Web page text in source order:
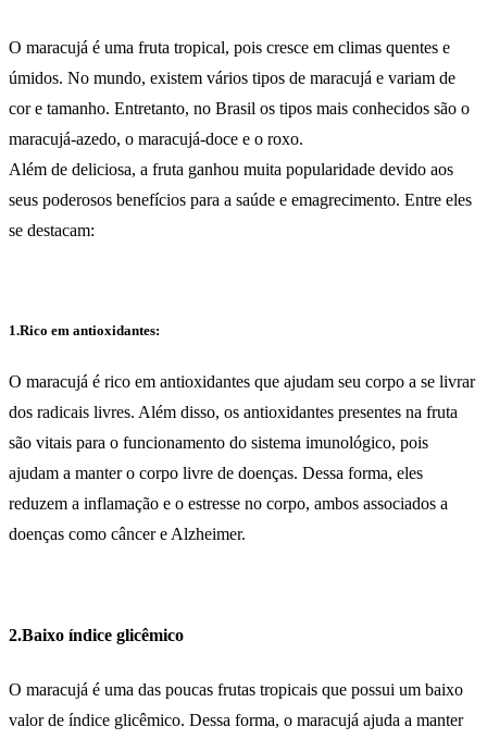
O maracujá é uma fruta tropical, pois cresce em climas quentes e
úmidos. No mundo, existem vários tipos de maracujá e variam de
cor e tamanho. Entretanto, no Brasil os tipos mais conhecidos são o
maracujá-azedo, o maracujá-doce e o roxo.
Além de deliciosa, a fruta ganhou muita popularidade devido aos
seus poderosos benefícios para a saúde e emagrecimento. Entre eles
se destacam:
1.Rico em antioxidantes:
O maracujá é rico em antioxidantes que ajudam seu corpo a se livrar
dos radicais livres. Além disso, os antioxidantes presentes na fruta
são vitais para o funcionamento do sistema imunológico, pois
ajudam a manter o corpo livre de doenças. Dessa forma, eles
reduzem a inflamação e o estresse no corpo, ambos associados a
doenças como câncer e Alzheimer.
2.Baixo índice glicêmico
O maracujá é uma das poucas frutas tropicais que possui um baixo
valor de índice glicêmico. Dessa forma, o maracujá ajuda a manter